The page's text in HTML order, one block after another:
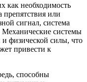
как необходимость
препятствия или
сигнал, система
Механические системы
и физической силы, что
привести к
способны